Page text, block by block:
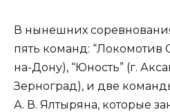
В нынешних
пять команд: “Локомотив
на-Дону), “Юность” (г.
Зерноград), и две
А. В. Ялтыряна, которые